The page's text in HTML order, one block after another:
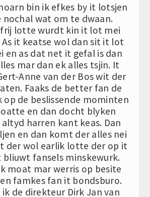
bin ik efkes by it lotsjen
nochal wat om te dwaan.
frij lotte wurdt kin it lot mei
it keatse wol dan sit it lot
en as dat net it gefal is dan
mar dan ek alles tsjin. It
Anne van der Bos wit der
Faaks de better fan de
op de beslissende mominten
en dan docht blyken
harren kant keas. Dan
en dan komt der alles nei
der wol earlik lotte der op it
fansels minskewurk.
moat mar werris op besite
famkes fan it bondsburo.
de direkteur Dirk Jan van